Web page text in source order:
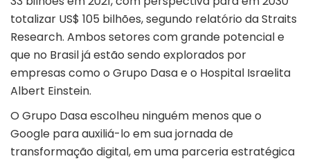
totalizar US$ 105 bilhões, segundo relatório da Straits
Research. Ambos setores com grande potencial e
que no Brasil já estão sendo explorados por
empresas como o Grupo Dasa e o Hospital Israelita
Albert Einstein.
O Grupo Dasa escolheu ninguém menos que o
Google para auxiliá-lo em sua jornada de
transformação digital, em uma parceria estratégica